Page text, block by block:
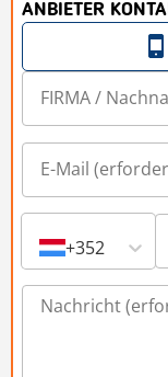
ANBIETER
+352